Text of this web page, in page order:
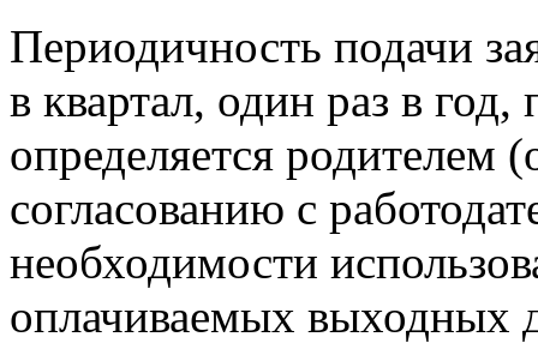
Периодичность подачи
в квартал, один раз в
определяется родителем
согласованию с
необходимости
оплачиваемых выходных